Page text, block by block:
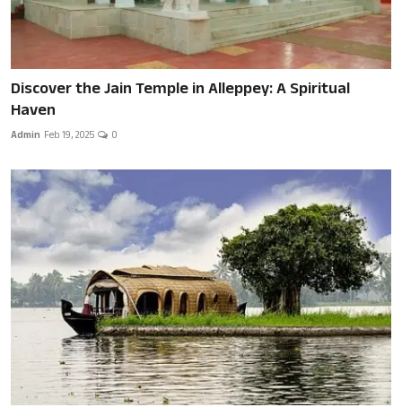
Discover the Jain Temple in Alleppey: A Spiritual
Haven
Admin Feb 19, 2025 0